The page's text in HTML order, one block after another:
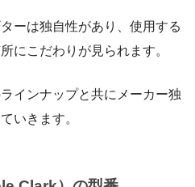
ーは独自性があり、使用する
にこだわりが見られます。
インナップと共にメーカー独
いきます。